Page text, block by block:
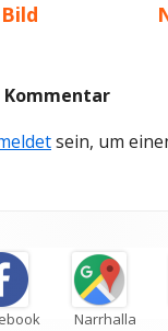
Kommentar
sein, um
Narrhalla